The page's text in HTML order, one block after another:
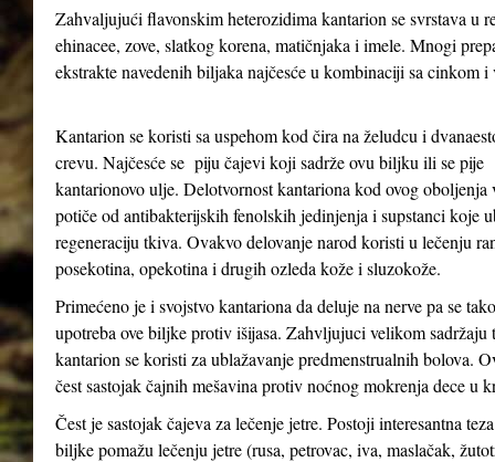
Zahvaljujući flavonskim heterozidima kantarion se svrstava u
ehinacee, zove, slatkog korena, matičnjaka i imele. Mnogi
ekstrakte navedenih biljaka najčesće u kombinaciji sa cinkom
Kantarion se koristi sa uspehom kod čira na želudcu i
crevu. Najčesće se piju čajevi koji sadrže ovu biljku ili se pije
kantarionovo ulje. Delotvornost kantariona kod ovog oboljenja
potiče od antibakterijskih fenolskih jedinjenja i supstanci koje
regeneraciju tkiva. Ovakvo delovanje narod koristi u lečenju
posekotina, opekotina i drugih ozleda kože i sluzokože.
Primećeno je i svojstvo kantariona da deluje na nerve pa se
upotreba ove biljke protiv išijasa. Zahvljujuci velikom sadržaju
kantarion se koristi za ublažavanje predmenstrualnih bolova.
čest sastojak čajnih mešavina protiv noćnog mokrenja dece u
Čest je sastojak čajeva za lečenje jetre. Postoji interesantna
biljke pomažu lečenju jetre (rusa, petrovac, iva, maslačak,